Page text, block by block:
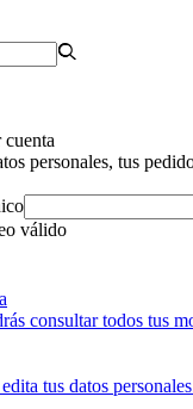
cuenta
personales, tus
válido
consultar todos tus
tus datos